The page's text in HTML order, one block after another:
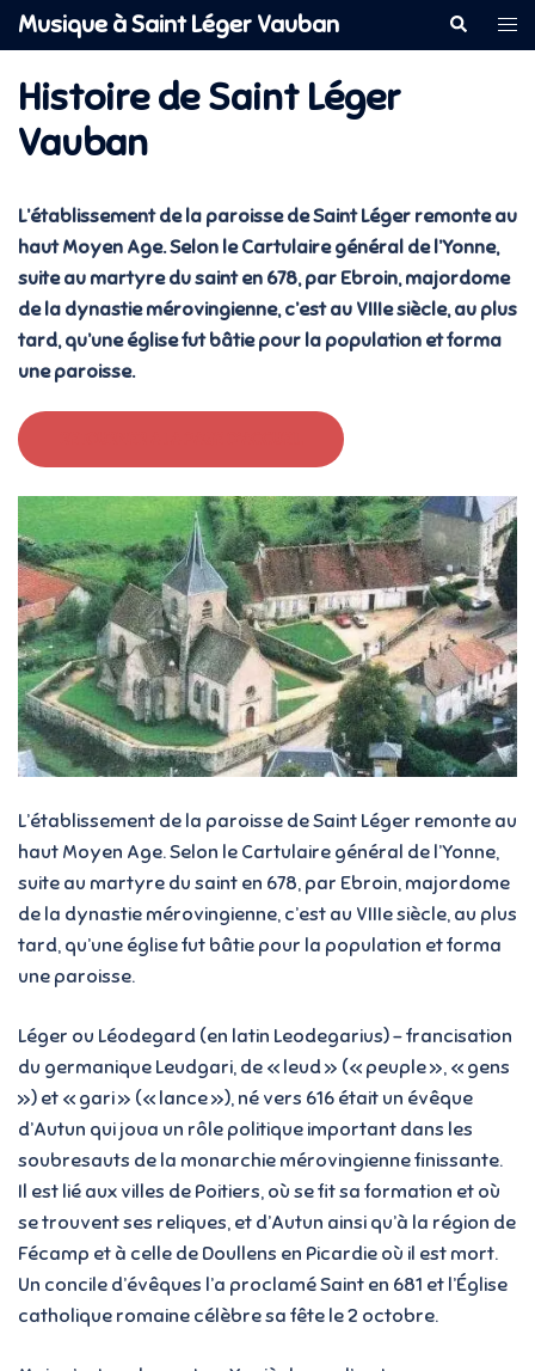
Aller
au
contenu
Musique à Saint Léger Vauban Rechercher
le
Histoire de Saint Léger
Vauban
L’établissement de la paroisse de Saint Léger remonte au
haut Moyen Age. Selon le Cartulaire général de l’Yonne,
suite au martyre du saint en 678, par Ebroin, majordome
de la dynastie mérovingienne, c’est au VIIIe siècle, au plus
tard, qu’une église fut bâtie pour la population et forma
une paroisse.
L’établissement de la paroisse de Saint Léger remonte au
haut Moyen Age. Selon le Cartulaire général de l’Yonne,
suite au martyre du saint en 678, par Ebroin, majordome
de la dynastie mérovingienne, c’est au VIIIe siècle, au plus
tard, qu’une église fut bâtie pour la population et forma
une paroisse.
Léger ou Léodegard (en latin Leodegarius) – francisation
du germanique Leudgari, de « leud » (« peuple », « gens
») et « gari » (« lance »), né vers 616 était un évêque
d’Autun qui joua un rôle politique important dans les
soubresauts de la monarchie mérovingienne finissante.
Il est lié aux villes de Poitiers, où se fit sa formation et où
se trouvent ses reliques, et d’Autun ainsi qu’à la région de
Fécamp et à celle de Doullens en Picardie où il est mort.
Un concile d’évêques l’a proclamé Saint en 681 et l’Église
catholique romaine célèbre sa fête le 2 octobre.